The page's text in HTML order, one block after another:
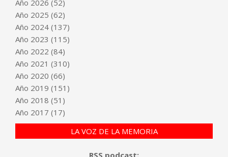
Año 2026 (52)
Año 2025 (62)
Año 2024 (137)
Año 2023 (115)
Año 2022 (84)
Año 2021 (310)
Año 2020 (66)
Año 2019 (151)
Año 2018 (51)
Año 2017 (17)
LA VOZ DE LA MEMORIA
RSS podcast: